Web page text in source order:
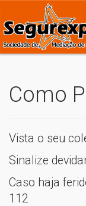
Como
Vista o seu
Sinalize
Caso haja
112